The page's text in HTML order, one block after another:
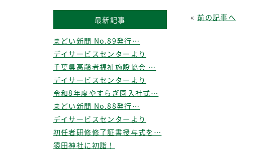
«前の記事へ
最新記事
まどい新聞 No.89発行…
デイサービスセンターより
千葉県高齢者福祉施設協会 …
デイサービスセンターより
令和8年度やすらぎ園入社式…
まどい新聞 No.88発行…
デイサービスセンターより
初任者研修修了証書授与式を…
猿田神社に初詣！